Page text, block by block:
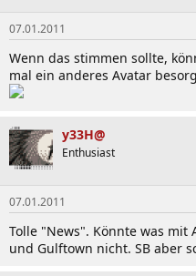
07.01.2011
Wenn das stimmen sollte,
mal ein anderes Avatar
y33H@
Enthusiast
07.01.2011
Tolle "News". Könnte was mit
und Gulftown nicht. SB aber